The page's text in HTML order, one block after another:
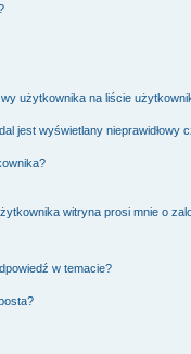
użytkownika na liście
jest wyświetlany nieprawidłowy
witryna prosi mnie o
w temacie?